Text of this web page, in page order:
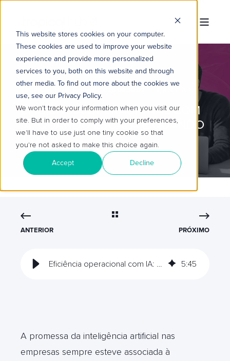
This website stores cookies on your computer.
These cookies are used to improve your website
experience and provide more personalized
services to you, both on this website and through
other media. To find out more about the cookies we
use, see our Privacy Policy.
We won't track your information when you visit our
site. But in order to comply with your preferences,
we'll have to use just one tiny cookie so that
you're not asked to make this choice again.
Accept Decline
EFICIÊNCIA OPERACIONAL COM
IA: QUANDO ESCALA E QUANDO
TRAVA
ANTERIOR PRÓXIMO
Eficiência operacional com IA: quando escala e quando trava 5:45
A promessa da inteligência artificial nas
empresas sempre esteve associada à